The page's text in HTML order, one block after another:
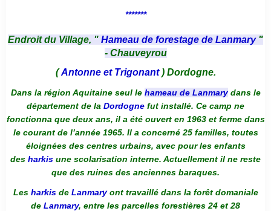
*******
Endroit du Village, " Hameau de forestage de Lanmary "
- Chauveyrou
(Antonne et Trigonant) Dordogne.
Dans la région Aquitaine seul le hameau de Lanmarydans le
département de la Dordogne fut installé. Ce camp ne
fonctionna que deux ans, il a été ouvert en 1963 et ferme dans
le courant de l’année 1965. Il a concerné 25 familles, toutes
éloignées des centres urbains, avec pour les enfants
des harkis une scolarisation interne. Actuellement il ne reste
que des ruines des anciennes baraques.
Les harkis de Lanmaryont travaillé dans la forêt domaniale
de Lanmary, entre les parcelles forestières 24 et 28